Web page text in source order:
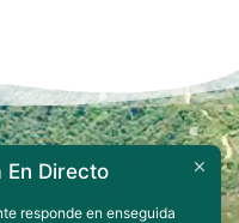
En Directo
responde en enseguida